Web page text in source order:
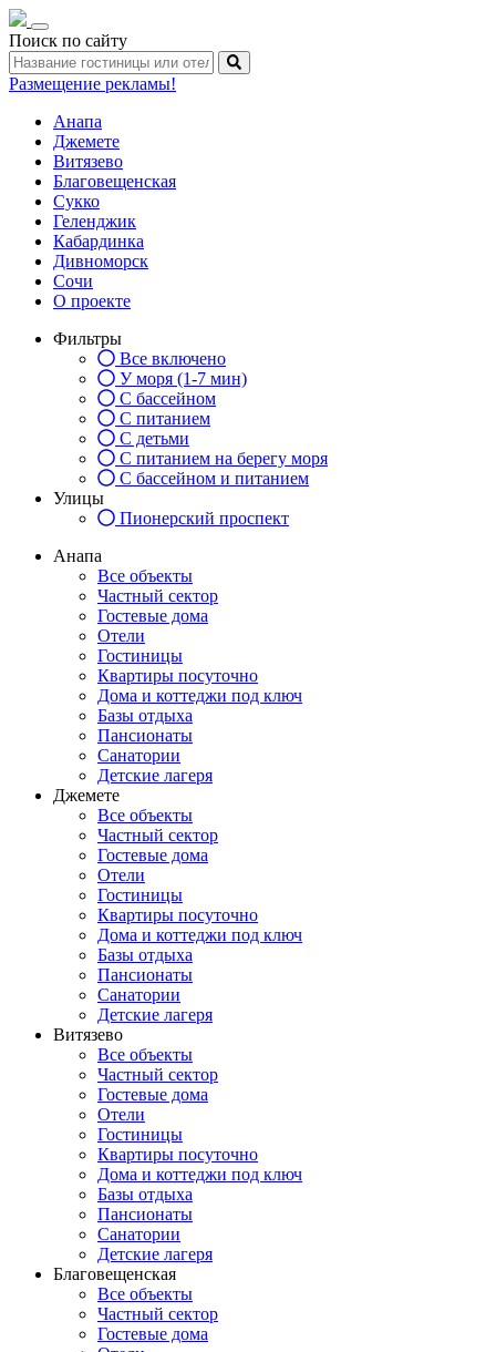
Toggle
navigation
Поиск по сайту
Размещение рекламы!
Анапа
Джемете
Витязево
Благовещенская
Сукко
Геленджик
Кабардинка
Дивноморск
Сочи
О проекте
Фильтры
Все включено
У моря (1-7 мин)
С бассейном
С питанием
С детьми
С питанием на берегу моря
С бассейном и питанием
Улицы
Пионерский проспект
Анапа
Все объекты
Частный сектор
Гостевые дома
Отели
Гостиницы
Квартиры посуточно
Дома и коттеджи под ключ
Базы отдыха
Пансионаты
Санатории
Детские лагеря
Джемете
Все объекты
Частный сектор
Гостевые дома
Отели
Гостиницы
Квартиры посуточно
Дома и коттеджи под ключ
Базы отдыха
Пансионаты
Санатории
Детские лагеря
Витязево
Все объекты
Частный сектор
Гостевые дома
Отели
Гостиницы
Квартиры посуточно
Дома и коттеджи под ключ
Базы отдыха
Пансионаты
Санатории
Детские лагеря
Благовещенская
Все объекты
Частный сектор
Гостевые дома